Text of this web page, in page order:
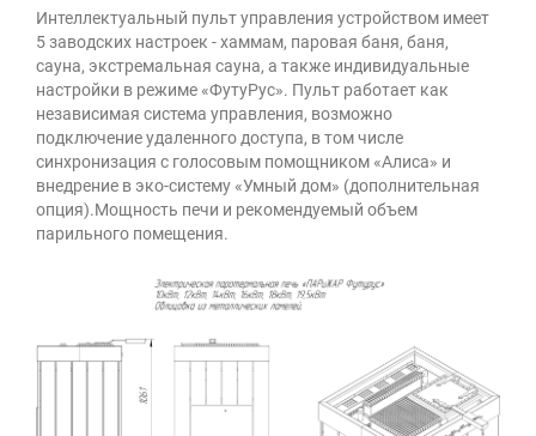
Интеллектуальный пульт управления устройством имеет
5 заводских настроек - хаммам, паровая баня, баня,
сауна, экстремальная сауна, а также индивидуальные
настройки в режиме «ФутуРус». Пульт работает как
независимая система управления, возможно
подключение удаленного доступа, в том числе
синхронизация с голосовым помощником «Алиса» и
внедрение в эко-систему «Умный дом» (дополнительная
опция).Мощность печи и рекомендуемый объем
парильного помещения.